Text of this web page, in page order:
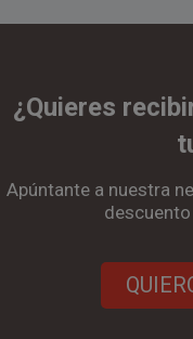
¿Quieres
Apúntante a nuestra